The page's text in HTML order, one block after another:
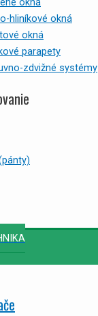
hliníkové okná
okná
parapety
zdvižné systémy